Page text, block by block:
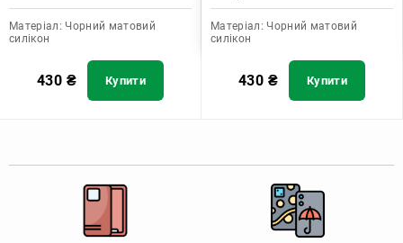
Матеріал: Чорний матовий
силікон
430 ₴ Купити
Матеріал: Чорний матовий
силікон
430 ₴ Купити